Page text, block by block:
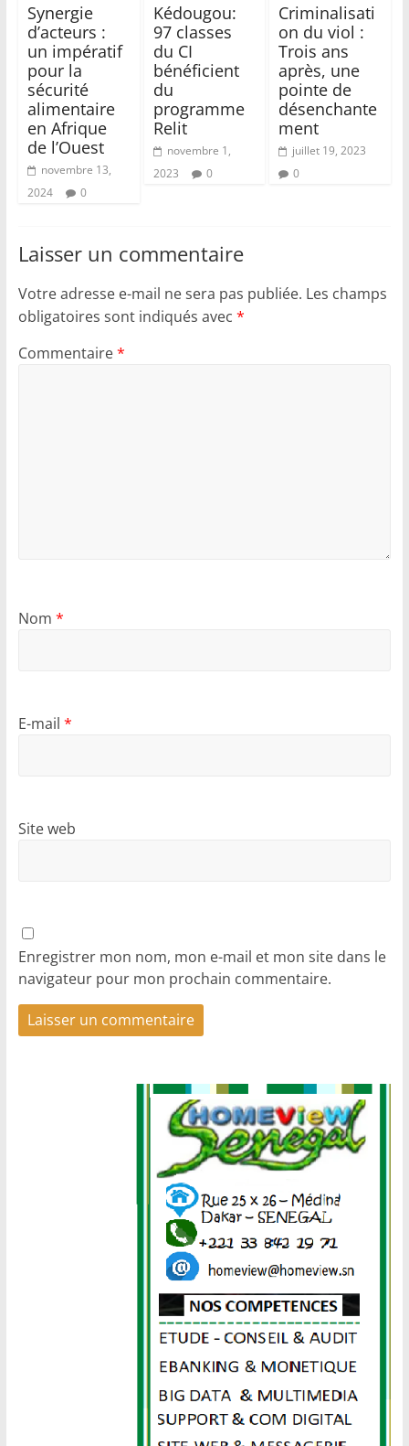
Synergie
d’acteurs :
un impératif
pour la
sécurité
alimentaire
en Afrique
de l’Ouest
novembre 13,
2024
0
Kédougou:
97 classes
du CI
bénéficient
du
programme
Relit
novembre 1,
2023
0
Criminalisati
on du viol :
Trois ans
après, une
pointe de
désenchante
ment
juillet 19, 2023
0
Laisser un commentaire
Votre adresse e-mail ne sera pas publiée. Les champs
obligatoires sont indiqués avec *
Commentaire*
Nom *
E-mail *
Site web
Enregistrer mon nom, mon e-mail et mon site dans le
navigateur pour mon prochain commentaire.